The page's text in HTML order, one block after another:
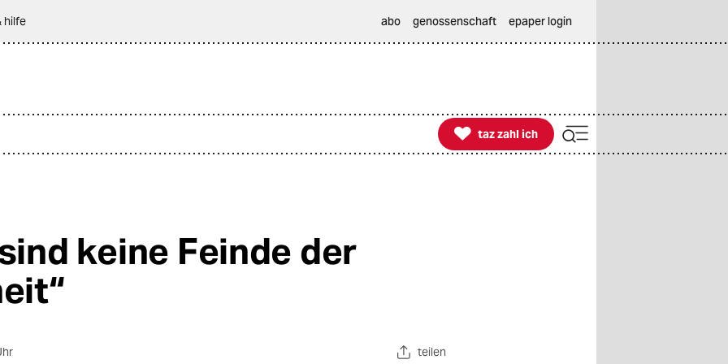
hilfe abo genossenschaft epaper login

taz zahl ich
taz zahl ich
keine Feinde der
teilen